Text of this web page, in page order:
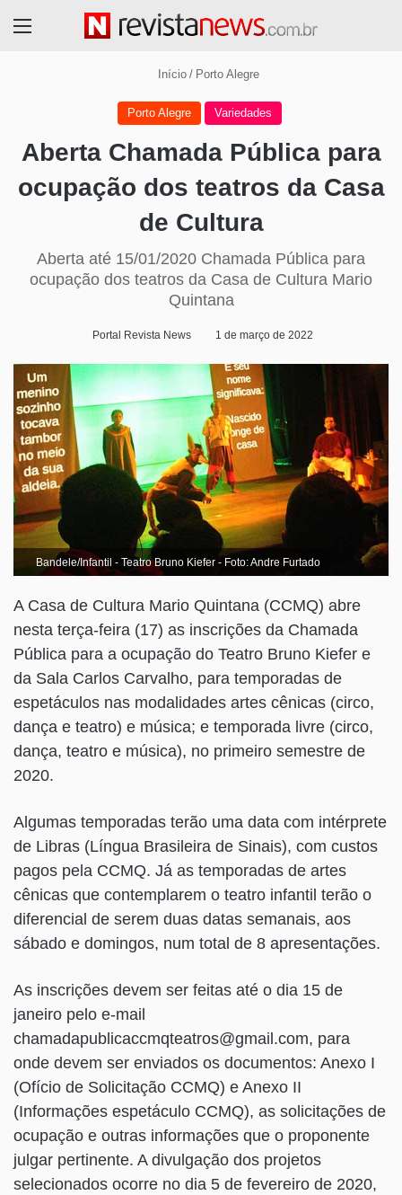
Início / Porto Alegre
Porto Alegre Variedades
Aberta Chamada Pública para
ocupação dos teatros da Casa
de Cultura
Aberta até 15/01/2020 Chamada Pública para
ocupação dos teatros da Casa de Cultura Mario
Quintana
Portal Revista News 1 de março de 2022
Bandele/Infantil - Teatro Bruno Kiefer - Foto: Andre Furtado
A Casa de Cultura Mario Quintana (CCMQ) abre
nesta terça-feira (17) as inscrições da Chamada
Pública para a ocupação do Teatro Bruno Kiefer e
da Sala Carlos Carvalho, para temporadas de
espetáculos nas modalidades artes cênicas (circo,
dança e teatro) e música; e temporada livre (circo,
dança, teatro e música), no primeiro semestre de
2020.
Algumas temporadas terão uma data com intérprete
de Libras (Língua Brasileira de Sinais), com custos
pagos pela CCMQ. Já as temporadas de artes
cênicas que contemplarem o teatro infantil terão o
diferencial de serem duas datas semanais, aos
sábado e domingos, num total de 8 apresentações.
As inscrições devem ser feitas até o dia 15 de
janeiro pelo e-mail
chamadapublicaccmqteatros@gmail.com, para
onde devem ser enviados os documentos: Anexo I
(Ofício de Solicitação CCMQ) e Anexo II
(Informações espetáculo CCMQ), as solicitações de
ocupação e outras informações que o proponente
julgar pertinente. A divulgação dos projetos
selecionados ocorre no dia 5 de fevereiro de 2020,